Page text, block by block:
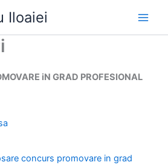
Iloaiei
iN GRAD PROFESIONAL
concurs promovare in grad